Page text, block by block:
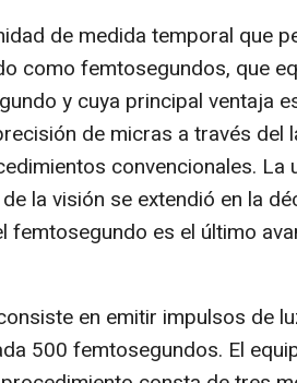
de medida temporal que
como femtosegundos, que
y cuya principal ventaja
de micras a través del
convencionales. La
la visión se extendió en la
femtosegundo es el último
en emitir impulsos de
500 femtosegundos. El